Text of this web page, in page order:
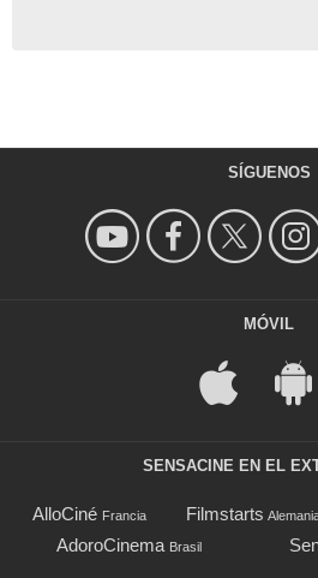
SÍGUENOS
MÓVIL
SENSACINE EN EL
AlloCiné Francia Filmstarts
AdoroCinema Brasil